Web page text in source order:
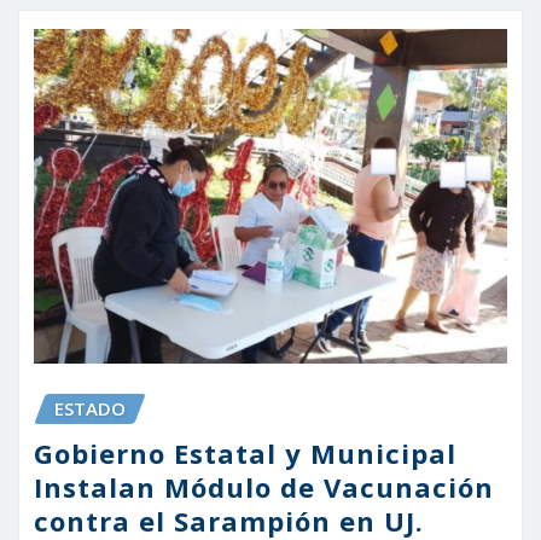
ESTADO
Gobierno Estatal y Municipal
Instalan Módulo de Vacunación
contra el Sarampión en UJ.